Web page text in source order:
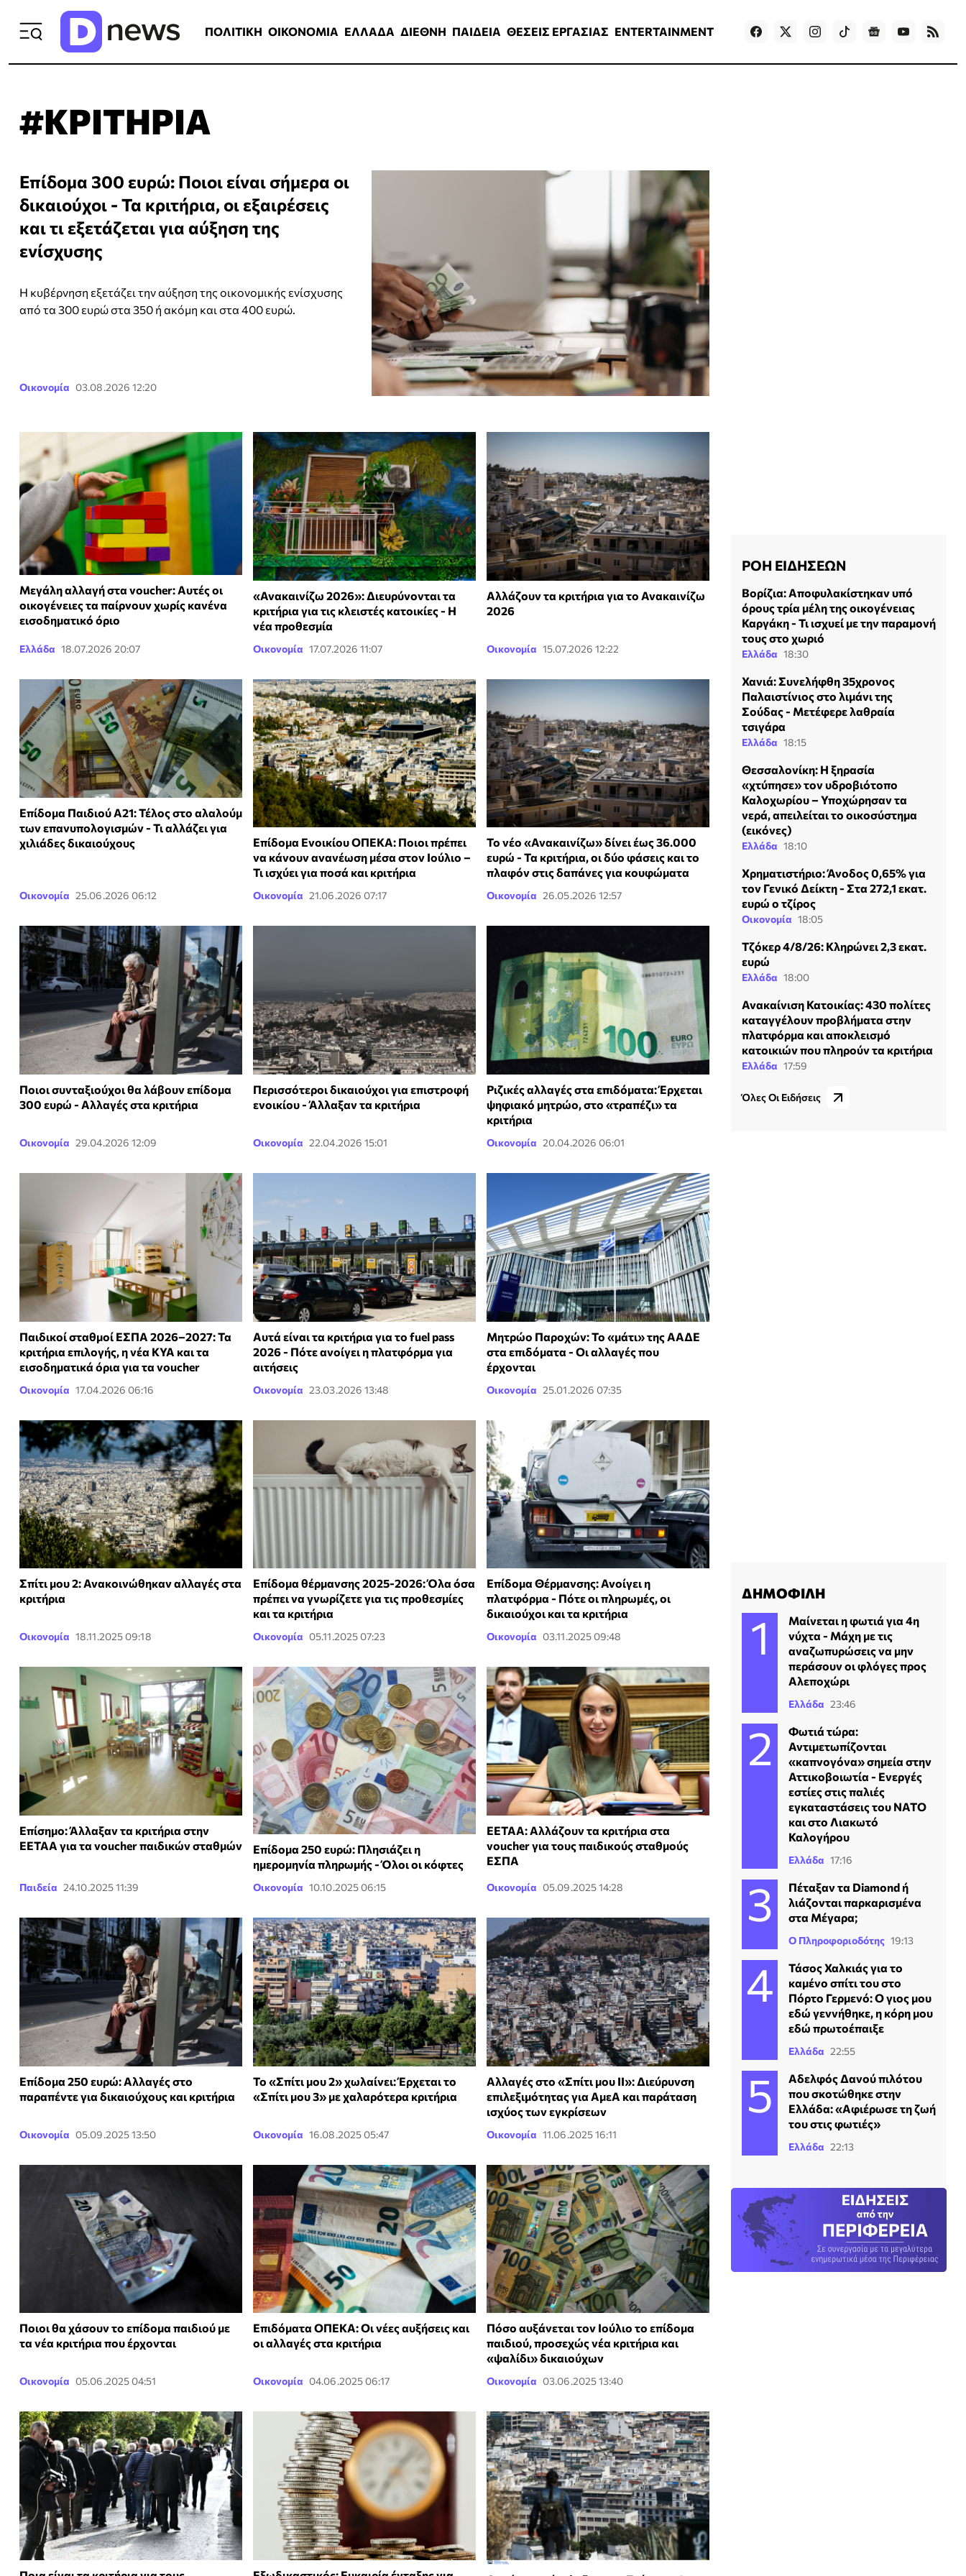
ΠΟΛΙΤΙΚΗ ΟΙΚΟΝΟΜΙΑ ΕΛΛΑΔΑ ΔΙΕΘΝΗ ΠΑΙΔΕΙΑ ΘΕΣΕΙΣ ΕΡΓΑΣΙΑΣ ENTERTAINMENT Games
#ΚΡΙΤΗΡΙΑ
Επίδομα 300 ευρώ: Ποιοι είναι σήμερα οι
δικαιούχοι - Τα κριτήρια, οι εξαιρέσεις
και τι εξετάζεται για αύξηση της
ενίσχυσης
Η κυβέρνηση εξετάζει την αύξηση της οικονομικής ενίσχυσης
από τα 300 ευρώ στα 350 ή ακόμη και στα 400 ευρώ.
Οικονομία 03.08.2026 12:20
Μεγάλη αλλαγή στα voucher: Αυτές οι
οικογένειες τα παίρνουν χωρίς κανένα
εισοδηματικό όριο
Ελλάδα 18.07.2026 20:07
«Ανακαινίζω 2026»: Διευρύνονται τα
κριτήρια για τις κλειστές κατοικίες - Η
νέα προθεσμία
Οικονομία 17.07.2026 11:07
Αλλάζουν τα κριτήρια για το Ανακαινίζω
2026
Οικονομία 15.07.2026 12:22
Επίδομα Παιδιού Α21: Τέλος στο αλαλούμ
των επανυπολογισμών - Τι αλλάζει για
χιλιάδες δικαιούχους
Οικονομία 25.06.2026 06:12
Επίδομα Ενοικίου ΟΠΕΚΑ: Ποιοι πρέπει
να κάνουν ανανέωση μέσα στον Ιούλιο –
Τι ισχύει για ποσά και κριτήρια
Οικονομία 21.06.2026 07:17
Το νέο «Ανακαινίζω» δίνει έως 36.000
ευρώ - Τα κριτήρια, οι δύο φάσεις και το
πλαφόν στις δαπάνες για κουφώματα
Οικονομία 26.05.2026 12:57
Ποιοι συνταξιούχοι θα λάβουν επίδομα
300 ευρώ - Αλλαγές στα κριτήρια
Οικονομία 29.04.2026 12:09
Περισσότεροι δικαιούχοι για επιστροφή
ενοικίου - Άλλαξαν τα κριτήρια
Οικονομία 22.04.2026 15:01
Ριζικές αλλαγές στα επιδόματα: Έρχεται
ψηφιακό μητρώο, στο «τραπέζι» τα
κριτήρια
Οικονομία 20.04.2026 06:01
Παιδικοί σταθμοί ΕΣΠΑ 2026–2027: Τα
κριτήρια επιλογής, η νέα ΚΥΑ και τα
εισοδηματικά όρια για τα voucher
Οικονομία 17.04.2026 06:16
Αυτά είναι τα κριτήρια για το fuel pass
2026 - Πότε ανοίγει η πλατφόρμα για
αιτήσεις
Οικονομία 23.03.2026 13:48
Μητρώο Παροχών: Το «μάτι» της ΑΑΔΕ
στα επιδόματα - Οι αλλαγές που
έρχονται
Οικονομία 25.01.2026 07:35
Σπίτι μου 2: Ανακοινώθηκαν αλλαγές στα
κριτήρια
Οικονομία 18.11.2025 09:18
Επίδομα θέρμανσης 2025-2026: Όλα όσα
πρέπει να γνωρίζετε για τις προθεσμίες
και τα κριτήρια
Οικονομία 05.11.2025 07:23
Επίδομα Θέρμανσης: Ανοίγει η
πλατφόρμα - Πότε οι πληρωμές, οι
δικαιούχοι και τα κριτήρια
Οικονομία 03.11.2025 09:48
Επίσημο: Άλλαξαν τα κριτήρια στην
ΕΕΤΑΑ για τα voucher παιδικών σταθμών
Παιδεία 24.10.2025 11:39
Επίδομα 250 ευρώ: Πλησιάζει η
ημερομηνία πληρωμής - Όλοι οι κόφτες
Οικονομία 10.10.2025 06:15
ΕΕΤΑΑ: Αλλάζουν τα κριτήρια στα
voucher για τους παιδικούς σταθμούς
ΕΣΠΑ
Οικονομία 05.09.2025 14:28
Επίδομα 250 ευρώ: Αλλαγές στο
παραπέντε για δικαιούχους και κριτήρια
Οικονομία 05.09.2025 13:50
Το «Σπίτι μου 2» χωλαίνει: Έρχεται το
«Σπίτι μου 3» με χαλαρότερα κριτήρια
Οικονομία 16.08.2025 05:47
Αλλαγές στο «Σπίτι μου ΙΙ»: Διεύρυνση
επιλεξιμότητας για ΑμεΑ και παράταση
ισχύος των εγκρίσεων
Οικονομία 11.06.2025 16:11
Ποιοι θα χάσουν το επίδομα παιδιού με
τα νέα κριτήρια που έρχονται
Οικονομία 05.06.2025 04:51
Επιδόματα ΟΠΕΚΑ: Οι νέες αυξήσεις και
οι αλλαγές στα κριτήρια
Οικονομία 04.06.2025 06:17
Πόσο αυξάνεται τον Ιούλιο το επίδομα
παιδιού, προσεχώς νέα κριτήρια και
«ψαλίδι» δικαιούχων
Οικονομία 03.06.2025 13:40
ΡΟΗ ΕΙΔΗΣΕΩΝ
Βορίζια: Αποφυλακίστηκαν υπό
όρους τρία μέλη της οικογένειας
Καργάκη - Τι ισχυεί με την παραμονή
τους στο χωριό
Ελλάδα 18:30
Χανιά: Συνελήφθη 35χρονος
Παλαιστίνιος στο λιμάνι της
Σούδας - Μετέφερε λαθραία
τσιγάρα
Ελλάδα 18:15
Θεσσαλονίκη: Η ξηρασία
«χτύπησε» τον υδροβιότοπο
Καλοχωρίου – Υποχώρησαν τα
νερά, απειλείται το οικοσύστημα
(εικόνες)
Ελλάδα 18:10
Χρηματιστήριο: Άνοδος 0,65% για
τον Γενικό Δείκτη - Στα 272,1 εκατ.
ευρώ ο τζίρος
Οικονομία 18:05
Τζόκερ 4/8/26: Κληρώνει 2,3 εκατ.
ευρώ
Ελλάδα 18:00
Ανακαίνιση Κατοικίας: 430 πολίτες
καταγγέλουν προβλήματα στην
πλατφόρμα και αποκλεισμό
κατοικιών που πληρούν τα κριτήρια
Ελλάδα 17:59
Όλες Οι Ειδήσεις
ΔΗΜΟΦΙΛΗ
Μαίνεται η φωτιά για 4η
νύχτα - Μάχη με τις
αναζωπυρώσεις να μην
περάσουν οι φλόγες προς
Αλεποχώρι
Ελλάδα 23:46
Φωτιά τώρα:
Αντιμετωπίζονται
«καπνογόνα» σημεία στην
Αττικοβοιωτία - Ενεργές
εστίες στις παλιές
εγκαταστάσεις του ΝΑΤΟ
και στο Λιακωτό
Καλογήρου
Ελλάδα 17:16
Πέταξαν τα Diamond ή
λιάζονται παρκαρισμένα
στα Μέγαρα;
Ο Πληροφοριοδότης 19:13
Τάσος Χαλκιάς για το
καμένο σπίτι του στο
Πόρτο Γερμενό: Ο γιος μου
εδώ γεννήθηκε, η κόρη μου
εδώ πρωτοέπαιξε
Ελλάδα 22:55
Αδελφός Δανού πιλότου
που σκοτώθηκε στην
Ελλάδα: «Αφιέρωσε τη ζωή
του στις φωτιές»
Ελλάδα 22:13